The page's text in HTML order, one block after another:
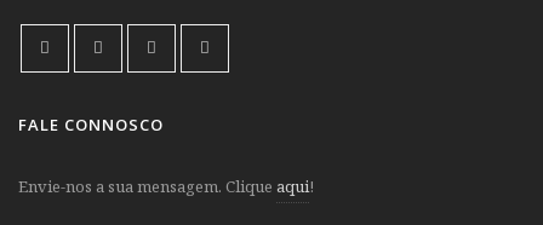
FALE CONNOSCO
Envie-nos a sua mensagem. Clique aqui!